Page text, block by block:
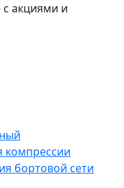
с акциями и
компрессии
бортовой сети